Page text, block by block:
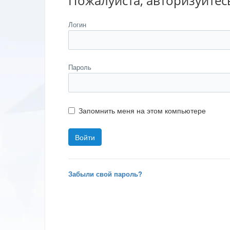
Логин
Пароль
Запомнить меня на этом компьютере
Забыли свой пароль?